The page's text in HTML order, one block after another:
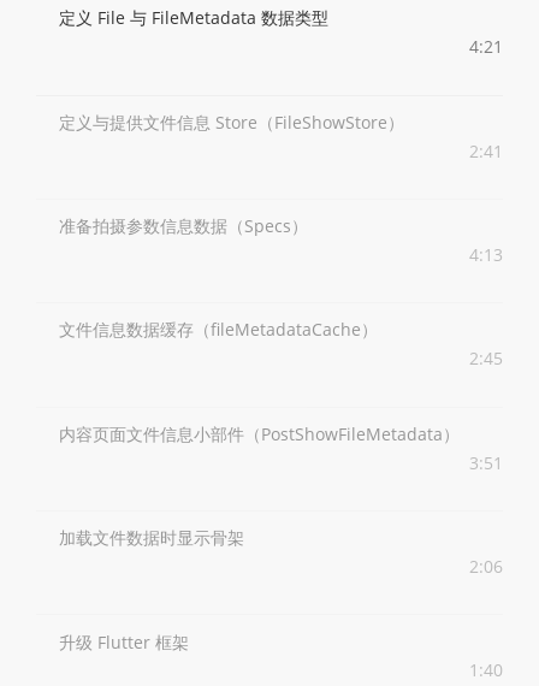
定义 File 与 FileMetadata 数据类型
4:21
定义与提供文件信息 Store（FileShowStore）
2:41
准备拍摄参数信息数据（Specs）
4:13
文件信息数据缓存（fileMetadataCache）
2:45
内容页面文件信息小部件（PostShowFileMetadata）
3:51
加载文件数据时显示骨架
2:06
升级 Flutter 框架
1:40